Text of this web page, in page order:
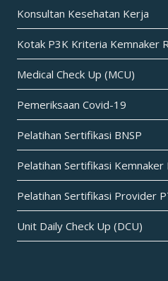
Konsultan Kesehatan Kerja
Kotak P3K Kriteria Kemnaker
Medical Check Up (MCU)
Pemeriksaan Covid-19
Pelatihan Sertifikasi BNSP
Pelatihan Sertifikasi Kemnaker
Pelatihan Sertifikasi Provider
Unit Daily Check Up (DCU)